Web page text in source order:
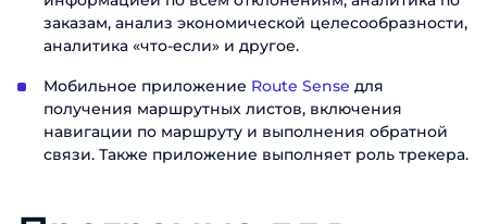
заказам, анализ экономической целесообразности,
аналитика «что-если» и другое.
Мобильное приложение Route Sense для
получения маршрутных листов, включения
навигации по маршруту и выполнения обратной
связи. Также приложение выполняет роль трекера.